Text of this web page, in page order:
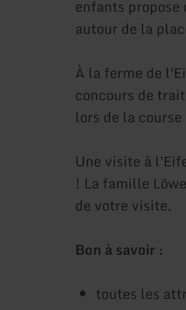
enfants
autour de la
À la ferme de
concours de
lors de la
Une visite à
! La famille
de votre visite.
Bon à savoir :
toutes les